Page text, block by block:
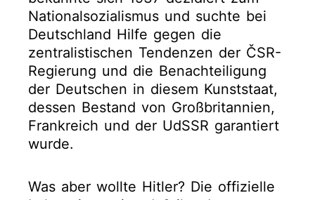
Nationalsozialismus und suchte bei
Deutschland Hilfe gegen die
zentralistischen Tendenzen der ČSR-
Regierung und die Benachteiligung
der Deutschen in diesem Kunststaat,
dessen Bestand von Großbritannien,
Frankreich und der UdSSR garantiert
wurde.
Was aber wollte Hitler? Die offizielle